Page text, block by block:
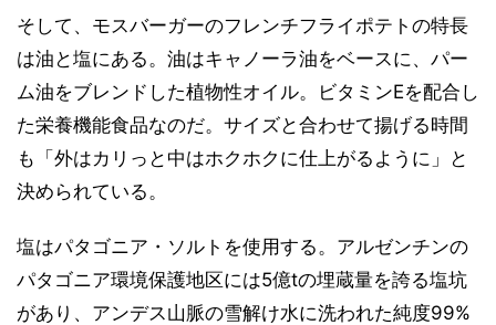
そして、モスバーガーのフレンチフライポテトの特長
は油と塩にある。油はキャノーラ油をベースに、パー
ム油をブレンドした植物性オイル。ビタミンEを配合し
た栄養機能食品なのだ。サイズと合わせて揚げる時間
も「外はカリっと中はホクホクに仕上がるように」と
決められている。
塩はパタゴニア・ソルトを使用する。アルゼンチンの
パタゴニア環境保護地区には5億tの埋蔵量を誇る塩坑
があり、アンデス山脈の雪解け水に洗われた純度99%